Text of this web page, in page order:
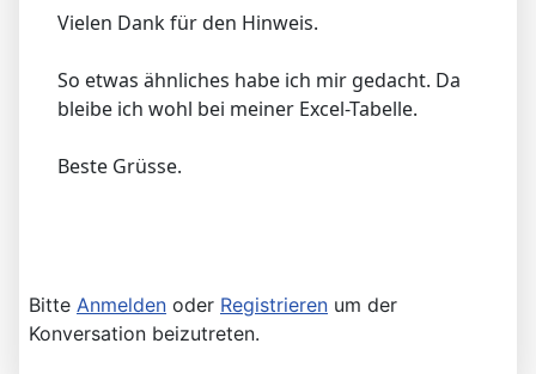
Vielen Dank für den Hinweis.
So etwas ähnliches habe ich mir gedacht. Da
bleibe ich wohl bei meiner Excel-Tabelle.
Beste Grüsse.
Bitte Anmelden oder Registrieren um der
Konversation beizutreten.